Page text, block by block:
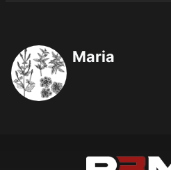
Maria